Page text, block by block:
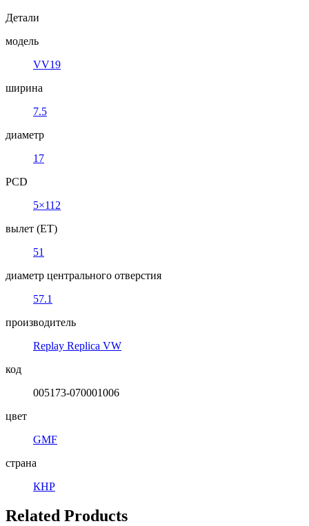
Детали
модель
VV19
ширина
7.5
диаметр
17
PCD
5×112
вылет (ET)
51
диаметр центрального отверстия
57.1
производитель
Replay Replica VW
код
005173-070001006
цвет
GMF
страна
КНР
Related Products